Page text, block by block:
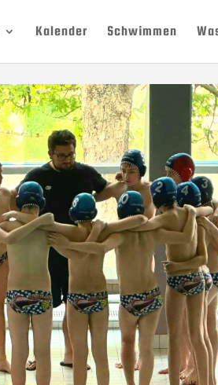
Kalender Schwimmen